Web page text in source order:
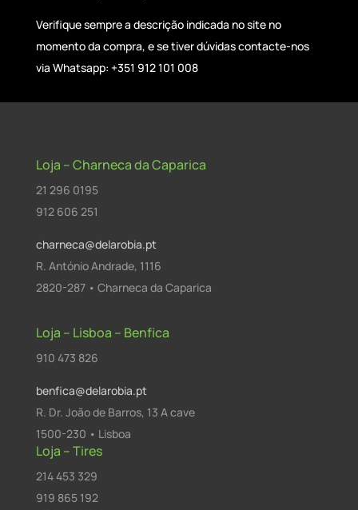
Verifique sempre a descrição indicada no site no
momento da compra, e se tiver dúvidas contacte-nos
via Whatsapp: +351 912 101 008
Loja – Charneca da Caparica
21 296 0195
912 606 251
charneca@delarobia.pt
R. António Andrade, 1116
2820-287 • Charneca da Caparica
Loja – Lisboa – Benfica
910 473 826
benfica@delarobia.pt
R. Dr. João de Barros, 13 A cave
1500-230 • Lisboa
Loja – Tires
214 453 329
919 865 192